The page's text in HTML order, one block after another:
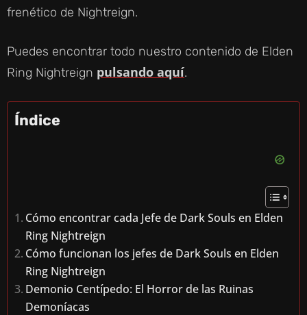
frenético de Nightreign.
Puedes encontrar todo nuestro contenido de Elden
Ring Nightreign pulsando aquí.
Índice
Cómo encontrar cada Jefe de Dark Souls en Elden
Ring Nightreign
Cómo funcionan los jefes de Dark Souls en Elden
Ring Nightreign
Demonio Centípedo: El Horror de las Ruinas
Demoníacas